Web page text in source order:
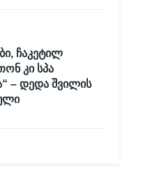
ჩაკეტილ
კი სპა
– დედა შვილის